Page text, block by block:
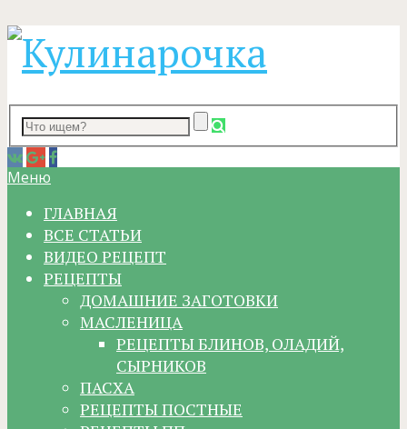
Меню
ГЛАВНАЯ
ВСЕ СТАТЬИ
ВИДЕО РЕЦЕПТ
РЕЦЕПТЫ
ДОМАШНИЕ ЗАГОТОВКИ
МАСЛЕНИЦА
РЕЦЕПТЫ БЛИНОВ, ОЛАДИЙ,
СЫРНИКОВ
ПАСХА
РЕЦЕПТЫ ПОСТНЫЕ